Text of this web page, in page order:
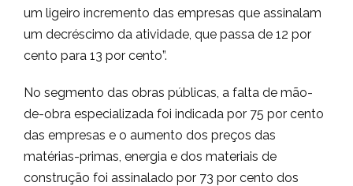
um ligeiro incremento das empresas que assinalam
um decréscimo da atividade, que passa de 12 por
cento para 13 por cento”.
No segmento das obras públicas, a falta de mão-
de-obra especializada foi indicada por 75 por cento
das empresas e o aumento dos preços das
matérias-primas, energia e dos materiais de
construção foi assinalado por 73 por cento dos